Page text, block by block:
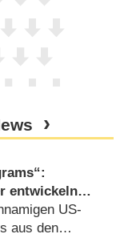
entwickeln
US-
aus den